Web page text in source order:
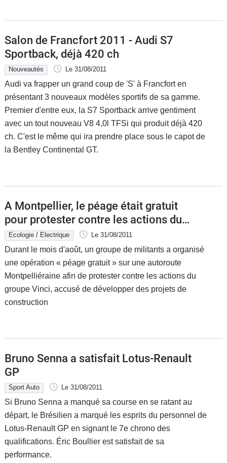
Salon de Francfort 2011 - Audi S7
Sportback, déjà 420 ch
Nouveautés Le 31/08/2011
Audi va frapper un grand coup de 'S' à Francfort en
présentant 3 nouveaux modèles sportifs de sa gamme.
Premier d'entre eux, la S7 Sportback arrive gentiment
avec un tout nouveau V8 4,0l TFSi qui produit déjà 420
ch. C'est le même qui ira prendre place sous le capot de
la Bentley Continental GT.
A Montpellier, le péage était gratuit
pour protester contre les actions du
groupe Vinci
Ecologie / Electrique Le 31/08/2011
Durant le mois d'août, un groupe de militants a organisé
une opération « péage gratuit » sur une autoroute
Montpelliéraine afin de protester contre les actions du
groupe Vinci, accusé de développer des projets de
construction
Bruno Senna a satisfait Lotus-Renault
GP
Sport Auto Le 31/08/2011
Si Bruno Senna a manqué sa course en se ratant au
départ, le Brésilien a marqué les esprits du personnel de
Lotus-Renault GP en signant le 7e chrono des
qualifications. Éric Boullier est satisfait de sa
performance.